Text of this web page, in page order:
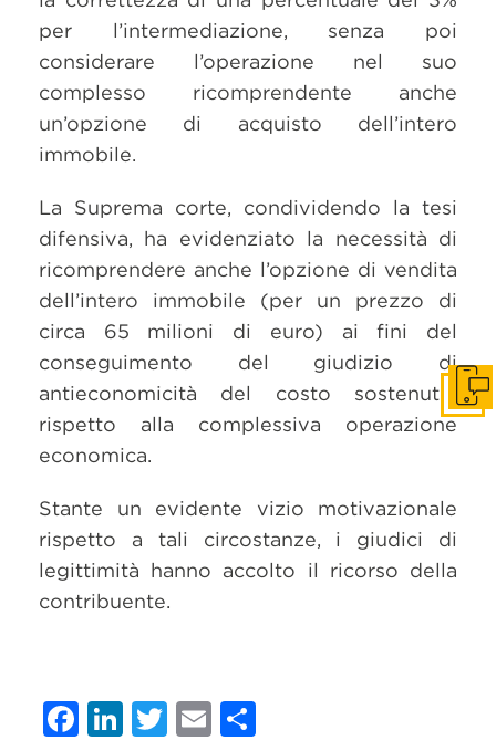
per l’intermediazione, senza poi
considerare l’operazione nel suo
complesso ricomprendente anche
un’opzione di acquisto dell’intero
immobile.
La Suprema corte, condividendo la tesi
difensiva, ha evidenziato la necessità di
ricomprendere anche l’opzione di vendita
dell’intero immobile (per un prezzo di
circa 65 milioni di euro) ai fini del
conseguimento del giudizio di
antieconomicità del costo sostenuto,
rispetto alla complessiva operazione
economica.
Stante un evidente vizio motivazionale
rispetto a tali circostanze, i giudici di
legittimità hanno accolto il ricorso della
contribuente.
Facebook
LinkedIn
Twitter
Email
Get